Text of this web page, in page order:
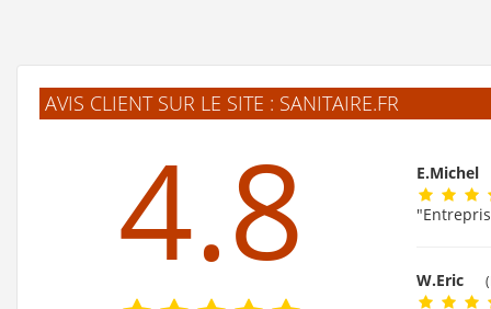
AVIS CLIENT SUR LE SITE : SANITAIRE.FR
4.8 E.Michel
W.Eric